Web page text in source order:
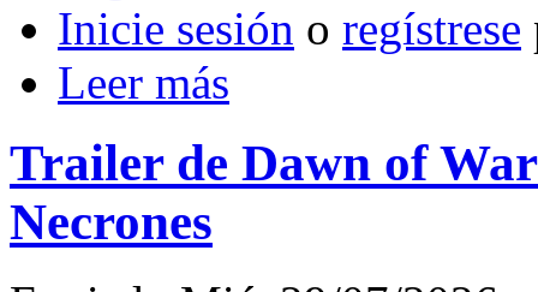
Inicie sesión o regístrese
Leer más
Trailer de Dawn of
Necrones